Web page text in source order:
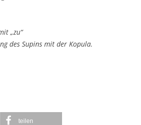
„zu“
des Supins mit der Kopula.
teilen